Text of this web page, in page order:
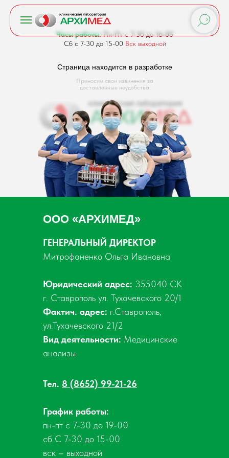
Часы работы:Пн-Пт с 7-30 до 16-00
Сб с 7-30 до 15-00 Вск выходной
Страница находится в разработке
Приносим свои извинения за
доставленные неудобства
ГЕНЕРАЛЬНЫЙ ДИРЕКТОР
Митрофаненко Ольга Ивановна
Юридический адрес: 355040 СК
г. Ставрополь ул. Тухачевского 20/1
Фактич. адрес: г.Ставрополь,
ул.Тухачевского 21/2
Вид деятельности: Медицинские
анализы
Тел. 8 (8652) 99-21-26
График работы:
пн-пт с 7-30 до 19-00
сб С 7-30 до 15-00
вск – выходной
ООО «АРХИМЕД»